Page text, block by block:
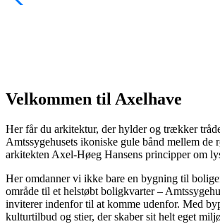
Velkommen til Axelhave
Her får du arkitektur, der hylder og trækker
Amtssygehusets ikoniske gule bånd mellem de
arkitekten Axel-Høeg Hansens principper om
Her omdanner vi ikke bare en bygning til
område til et helstøbt boligkvarter –
inviterer indenfor til at komme udenfor. Med
kulturtilbud og stier, der skaber sit helt eget